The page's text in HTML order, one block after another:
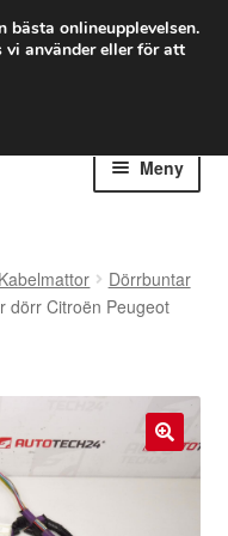
kr
frakt
Meny
Kabelmattor
Dörrbuntar
dörr Citroën Peugeot
bästa onlineupplevelsen.
använder eller för att